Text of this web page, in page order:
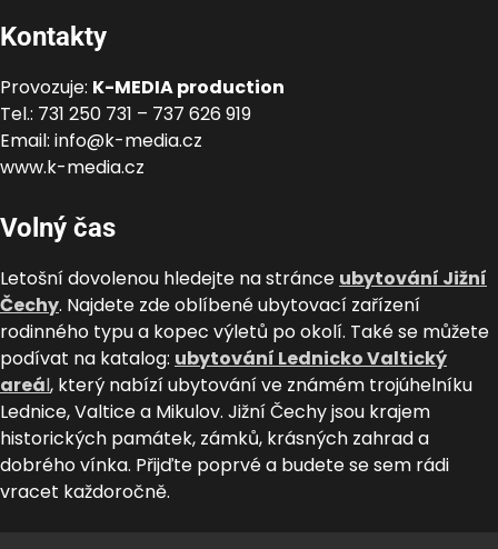
Kontakty
Provozuje: K-MEDIA production
Tel.: 731 250 731 – 737 626 919
Email: info@k-media.cz
www.k-media.cz
Volný čas
Letošní dovolenou hledejte na stránce ubytování Jižní
Čechy. Najdete zde oblíbené ubytovací zařízení
rodinného typu a kopec výletů po okolí. Také se můžete
podívat na katalog: ubytování Lednicko Valtický
areál, který nabízí ubytování ve známém trojúhelníku
Lednice, Valtice a Mikulov. Jižní Čechy jsou krajem
historických památek, zámků, krásných zahrad a
dobrého vínka. Přijďte poprvé a budete se sem rádi
vracet každoročně.